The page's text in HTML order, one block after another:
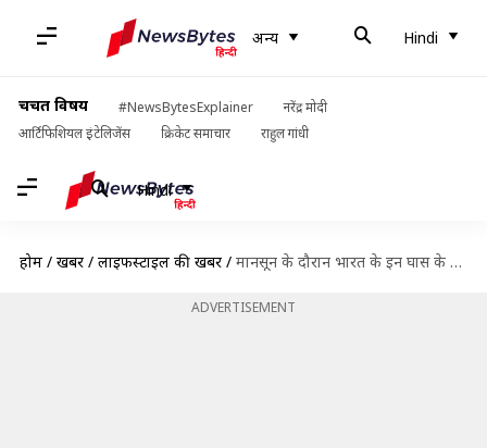
अन्य Hindi
चर्चित विषय #NewsBytesExplainer
नरेंद्र मोदी
आर्टिफिशियल इंटेलिजेंस
क्रिकेट समाचार राहुल गांधी
Hindi
होम / खबरें / लाइफस्टाइल की खबरें / मानसून के दौरान भारत के इन घास के मैदानों की यात्रा बन सकती है यादगार
ADVERTISEMENT